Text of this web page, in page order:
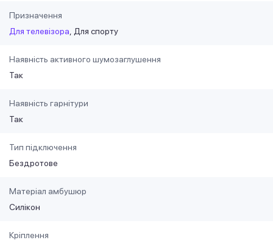
Призначення
Для телевізора
Для спорту
Наявність активного шумозаглушення
Так
Наявність гарнітури
Так
Тип підключення
Бездротове
Матеріал амбушюр
Силікон
Кріплення